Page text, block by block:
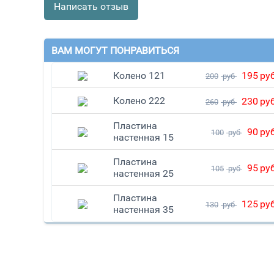
Написать отзыв
ВАМ МОГУТ ПОНРАВИТЬСЯ
Колено 121 200 руб 195
Колено 222 260 руб 230
Пластина
настенная 15
100 руб 90
Пластина
настенная 25
105 руб 95
Пластина
настенная 35
130 руб 125